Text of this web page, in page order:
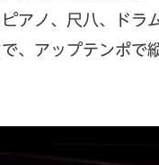
アノ、尺八、ドラ
、アップテンポで